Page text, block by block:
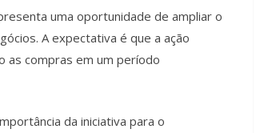
uma oportunidade de ampliar o
A expectativa é que a ação
as compras em um período
da iniciativa para o